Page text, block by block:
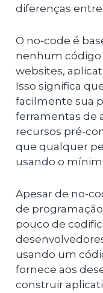
diferenças entre
O no-code é
nenhum código
websites,
Isso significa
facilmente sua
ferramentas de
recursos pré-
que qualquer
usando o
Apesar de no-
de
pouco de
usando um
fornece aos
construir